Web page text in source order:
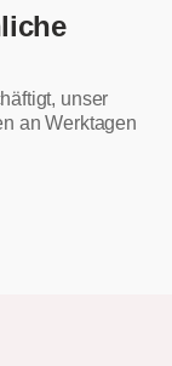
unser
an Werktagen